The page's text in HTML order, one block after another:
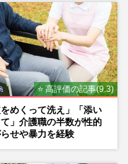
魅せられて』ヒット
レコ大か」の葛藤…
ネした…
4日号 2026/7/25
父・菊池常利の“ア
「予想以上の注文
じぶり…
2026/7/24
⭐ 高評価の記事(9.3)
をめくって洗え」「添い
」介護職の半数が性的
せや暴力を経験